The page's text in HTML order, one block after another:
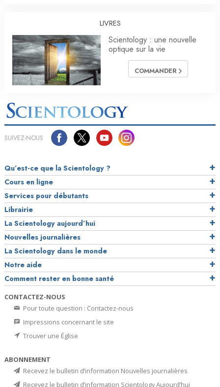
LIVRES
Scientology : une nouvelle
optique sur la vie
COMMANDER
SUIVEZ-NOUS
Qu’est-ce que la Scientology ?
Cours en ligne
Services pour débutants
Librairie
La Scientology aujourd’hui
Nouvelles journalières
La Scientology dans le monde
Notre aide
Comment rester en bonne santé
CONTACTEZ-NOUS
Pour toute question : Contactez-nous
Impressions concernant le site
Trouver une Église
ABONNEMENT
Recevez le bulletin d’information Nouvelles journalières
Recevez le bulletin d’information Scientology Aujourd’hui